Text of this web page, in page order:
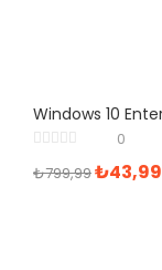
0
₺799,99₺43,99